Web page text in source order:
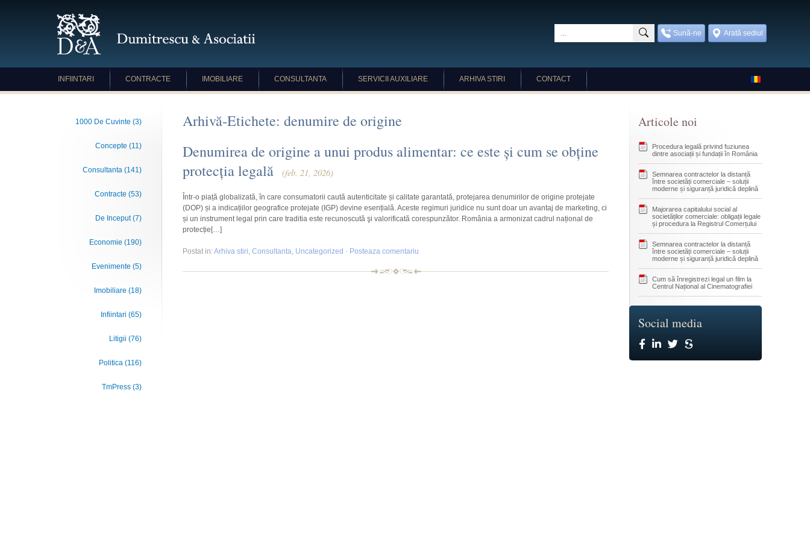
Arată sediul
Sună-ne
INFIINTARI CONTRACTE IMOBILIARE CONSULTANTA SERVICII AUXILIARE ARHIVA STIRI CONTACT
1000 De Cuvinte (3)
Concepte (11)
Consultanta (141)
Contracte (53)
De Inceput (7)
Economie (190)
Evenimente (5)
Imobiliare (18)
Infiintari (65)
Litigii (76)
Politica (116)
TmPress (3)
Arhivă-Etichete: denumire de origine
Denumirea de origine a unui produs alimentar: ce este și cum se obține
protecția legală
(feb. 21, 2026)
Într-o piață globalizată, în care consumatorii caută autenticitate și calitate garantată, protejarea denumirilor de origine protejate
(DOP) și a indicațiilor geografice protejate (IGP) devine esențială. Aceste regimuri juridice nu sunt doar un avantaj de marketing, ci
și un instrument legal prin care traditia este recunoscută şi valorificată corespunzător. România a armonizat cadrul național de
protecție[…]
Postat in:Arhiva stiri, Consultanta, Uncategorized · Posteaza comentariu
Articole noi
Procedura legală privind fuziunea
dintre asociații și fundații în România
Semnarea contractelor la distanță
între societăți comerciale – soluții
moderne și siguranță juridică deplină
Majorarea capitalului social al
societăților comerciale: obligații legale
și procedura la Registrul Comerțului
Semnarea contractelor la distanță
între societăți comerciale – soluții
moderne și siguranță juridică deplină
Cum să înregistrezi legal un film la
Centrul Național al Cinematografiei
Social media